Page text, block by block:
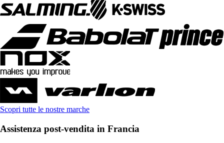
Scopri tutte le nostre marche
Assistenza post-vendita in Francia